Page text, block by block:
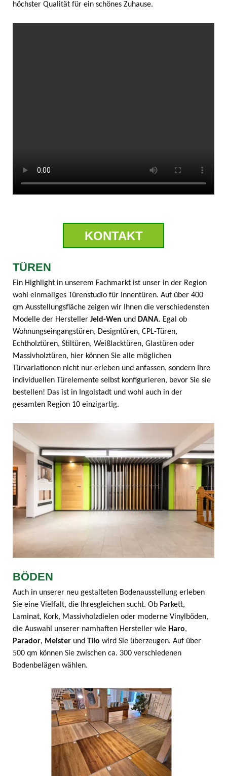
höchster Qualität für ein schönes Zuhause.
KONTAKT
TÜREN
Ein Highlight in unserem Fachmarkt ist unser in der Region
wohl einmaliges Türenstudio für Innentüren. Auf über 400
qm Ausstellungsfläche zeigen wir Ihnen die verschiedensten
Modelle der Hersteller Jeld-Wen und DANA. Egal ob
Wohnungseingangstüren, Designtüren, CPL-Türen,
Echtholztüren, Stiltüren, Weißlacktüren, Glastüren oder
Massivholztüren, hier können Sie alle möglichen
Türvariationen nicht nur erleben und anfassen, sondern Ihre
individuellen Türelemente selbst konfigurieren, bevor Sie sie
bestellen! Das ist in Ingolstadt und wohl auch in der
gesamten Region 10 einzigartig.
BÖDEN
Auch in unserer neu gestalteten Bodenausstellung erleben
Sie eine Vielfalt, die Ihresgleichen sucht. Ob Parkett,
Laminat, Kork, Massivholzdielen oder moderne Vinylböden,
die Auswahl unserer namhaften Hersteller wie Haro,
Parador, Meister und Tilo wird Sie überzeugen. Auf über
500 qm können Sie zwischen ca. 300 verschiedenen
Bodenbelägen wählen.